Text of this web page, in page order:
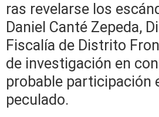
ras revelarse los
Daniel Canté Zepeda,
Fiscalía de Distrito
de investigación en
probable participación
peculado.